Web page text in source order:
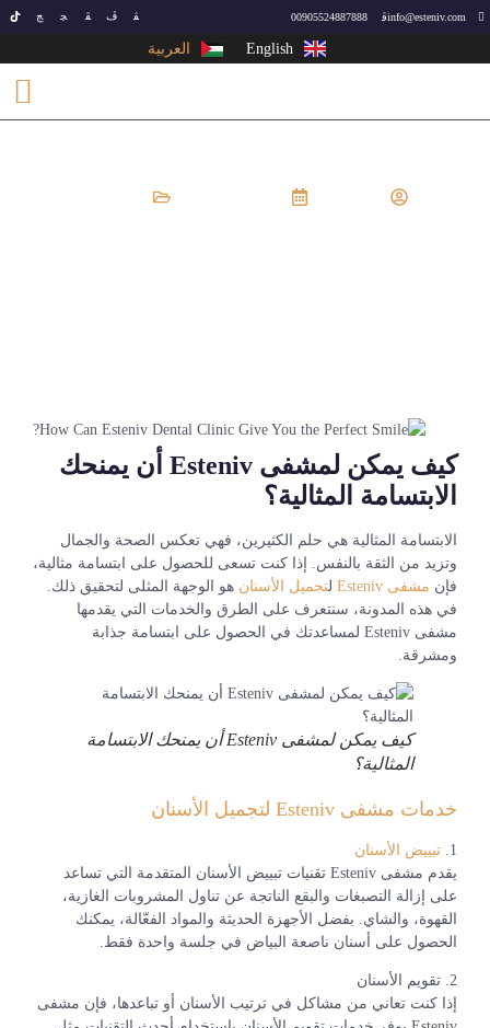
info@esteniv.com
00905524887888
English العربية
كيف يمكن لمشفى Esteniv أن يمنحك
الابتسامة المثالية؟
الابتسامة المثالية هي حلم الكثيرين، فهي تعكس الصحة والجمال
وتزيد من الثقة بالنفس. إذا كنت تسعى للحصول على ابتسامة مثالية،
فإن مشفى Esteniv لتجميل الأسنان هو الوجهة المثلى لتحقيق ذلك.
في هذه المدونة، سنتعرف على الطرق والخدمات التي يقدمها
مشفى Esteniv لمساعدتك في الحصول على ابتسامة جذابة
ومشرقة.
كيف يمكن لمشفى Esteniv أن يمنحك الابتسامة
المثالية؟
خدمات مشفى Esteniv لتجميل الأسنان
1. تبييض الأسنان
يقدم مشفى Esteniv تقنيات تبييض الأسنان المتقدمة التي تساعد
على إزالة التصبغات والبقع الناتجة عن تناول المشروبات الغازية،
القهوة، والشاي. بفضل الأجهزة الحديثة والمواد الفعّالة، يمكنك
الحصول على أسنان ناصعة البياض في جلسة واحدة فقط.
2. تقويم الأسنان
إذا كنت تعاني من مشاكل في ترتيب الأسنان أو تباعدها، فإن مشفى